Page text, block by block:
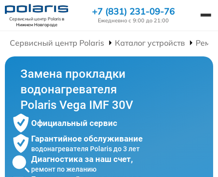
Сервисный центр Polarisв
Нижнем Новгороде
+7 (831) 231-09-76
Ежедневно с 9:00 до 21:00
Сервисный центр Polaris Каталог устройств
Замена прокладки
водонагревателя
Polaris Vega IMF 30V
Официальный сервис
Гарантийное обслуживание
водонагревателя Polaris до 3 лет
Диагностика за наш счет,
ремонт по желанию